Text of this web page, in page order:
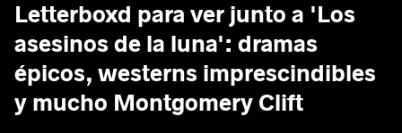
Letterboxd para ver junto a 'Los
asesinos de la luna': dramas
épicos, westerns imprescindibles
y mucho Montgomery Clift